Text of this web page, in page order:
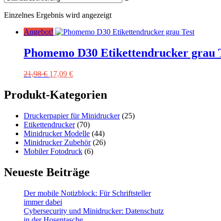
Einzelnes Ergebnis wird angezeigt
Angebot!
Phomemo D30 Etikettendrucker grau
21,98€ Ursprünglicher
war:
21,98 €
17,09 €Aktueller
ist:
17,09 €.
Produkt-Kategorien
Druckerpapier für Minidrucker (25)
Etikettendrucker (70)
Minidrucker Modelle (44)
Minidrucker Zubehör (26)
Mobiler Fotodruck (6)
Neueste Beiträge
Der mobile Notizblock: Für Schriftsteller
immer dabei
Cybersecurity und Minidrucker: Datenschutz